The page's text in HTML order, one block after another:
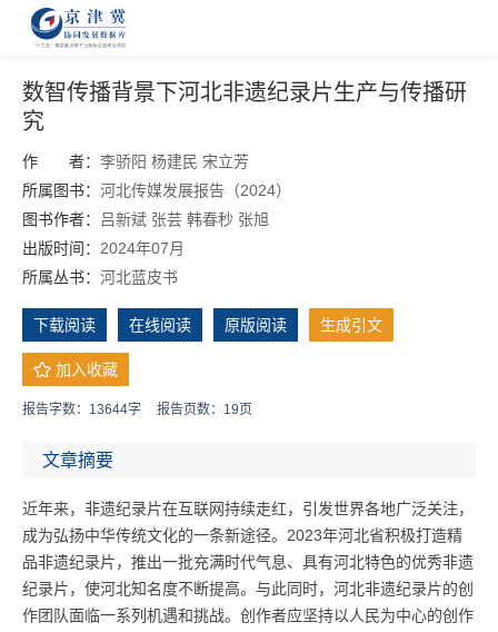
数智传播背景下河北非遗纪录片生产与传播研
究
作 者： 李骄阳 杨建民 宋立芳
所属图书： 河北传媒发展报告（2024）
图书作者： 吕新斌 张芸 韩春秒 张旭
出版时间： 2024年07月
所属丛书： 河北蓝皮书
下载阅读 在线阅读 原版阅读 生成引文
加入收藏
报告字数：13644字 报告页数：19页
文章摘要
近年来，非遗纪录片在互联网持续走红，引发世界各地广泛关注，
成为弘扬中华传统文化的一条新途径。2023年河北省积极打造精
品非遗纪录片，推出一批充满时代气息、具有河北特色的优秀非遗
纪录片，使河北知名度不断提高。与此同时，河北非遗纪录片的创
作团队面临一系列机遇和挑战。创作者应坚持以人民为中心的创作